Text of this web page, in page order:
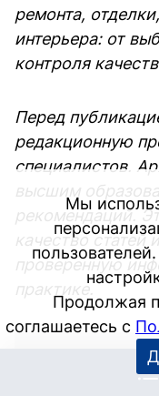
ремонта,
интерьера: от
контроля
Перед
редакционную
специалистов.
высшим
рекомендаций.
качество статей
проверенную
практике.
Мы
Продолжая
соглашаетесь с